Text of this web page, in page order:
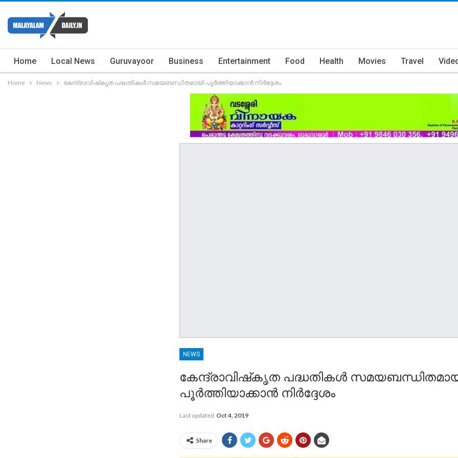
Home Local News Guruvayoor Business Entertainment Food Health Movies Travel
Home News കേന്ദ്രാവിഷ്‌കൃത പദ്ധതികൾ സമയബന്ധിതമായി പൂർത്തിയാക്കാൻ നിർദ്ദേശം
NEWS
കേന്ദ്രാവിഷ്‌കൃത പദ്ധതികൾ
പൂർത്തിയാക്കാൻ നിർദ്ദേശം
Last updated Oct 4, 2019
Share